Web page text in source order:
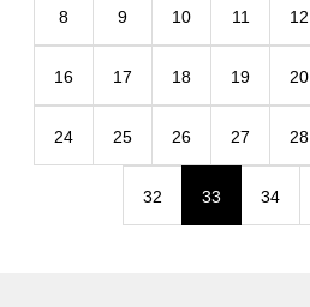
8 9 10 11 12
16 17 18 19 20
24 25 26 27 28
32 33 34